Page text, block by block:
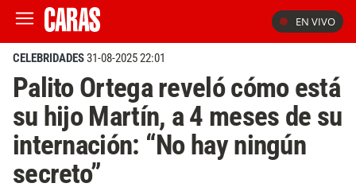
EN VIVO
CELEBRIDADES31-08-2025 22:01
Palito Ortega reveló cómo está
su hijo Martín, a 4 meses de su
internación: “No hay ningún
secreto”